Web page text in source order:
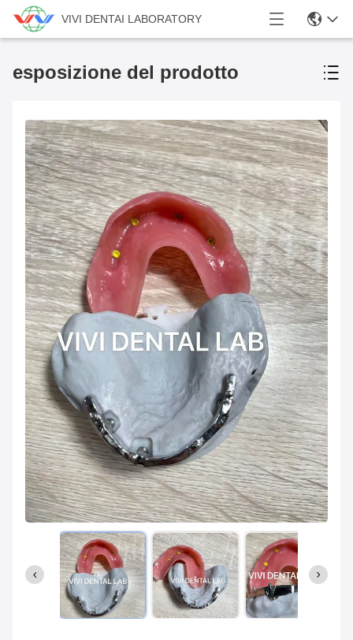
VIVI DENTAI LABORATORY
esposizione del prodotto